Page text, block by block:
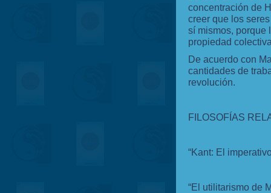
concentración de
creer que los
sí mismos, porque
propiedad
De acuerdo con
cantidades de
revolución.
FILOSOFÍAS
“Kant: El
“El utilitarismo de